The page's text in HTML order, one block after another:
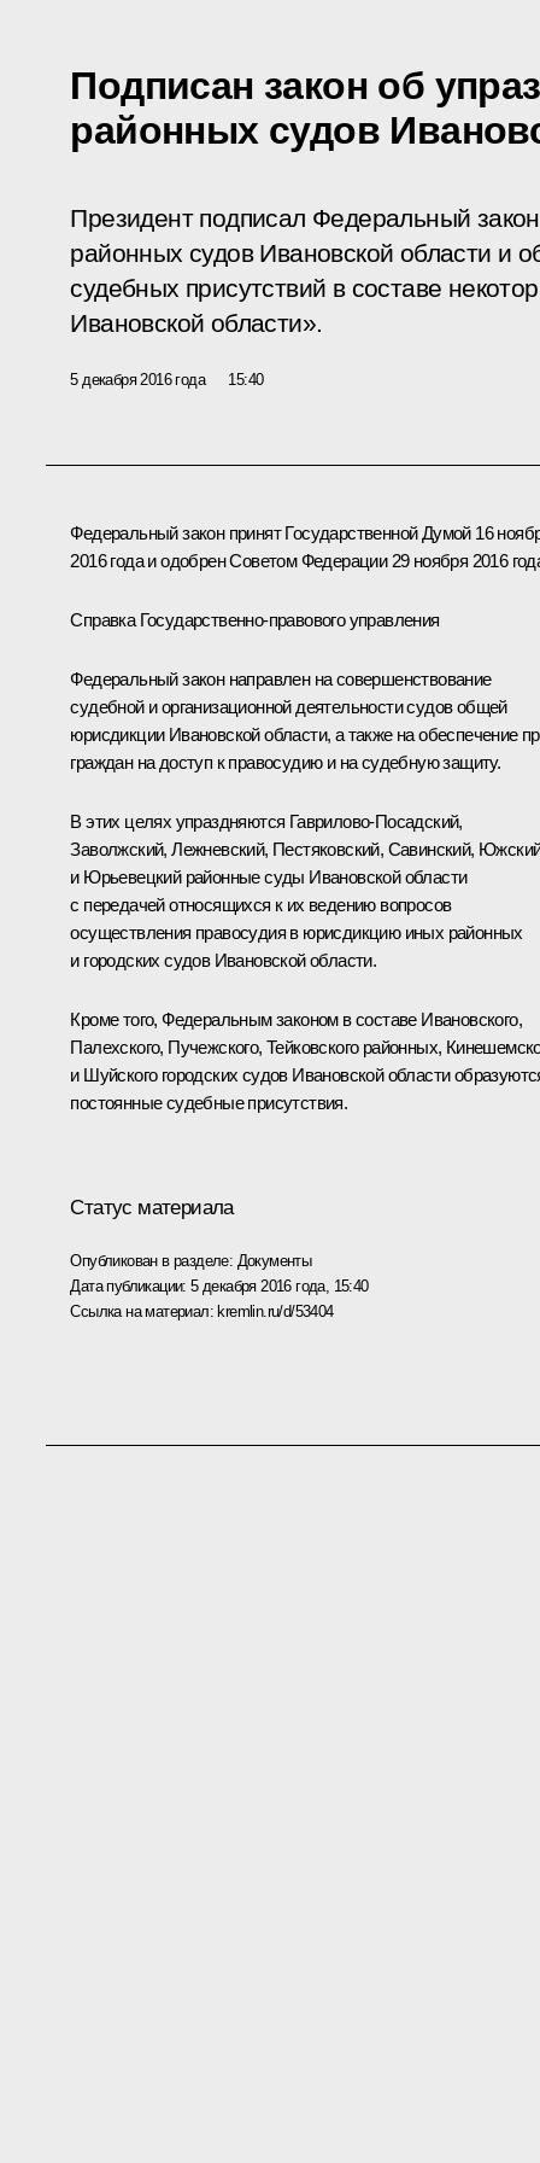
Подписан закон об
районных судов
Президент подписал Федеральный
районных судов Ивановской области и
судебных присутствий в составе
Ивановской области».
5 декабря 2016 года 15:40
Федеральный закон принят Государственной Думой 16
2016 года и одобрен Советом Федерации 29 ноября 2016
Справка Государственно-правового управления
Федеральный закон направлен на совершенствование
судебной и организационной деятельности судов общей
юрисдикции Ивановской области, а также на обеспечение
граждан на доступ к правосудию и на судебную защиту.
В этих целях упраздняются Гаврилово-Посадский,
Заволжский, Лежневский, Пестяковский, Савинский,
и Юрьевецкий районные суды Ивановской области
с передачей относящихся к их ведению вопросов
осуществления правосудия в юрисдикцию иных районных
и городских судов Ивановской области.
Кроме того, Федеральным законом в составе Ивановского,
Палехского, Пучежского, Тейковского районных,
и Шуйского городских судов Ивановской области
постоянные судебные присутствия.
Статус материала
Опубликован в разделе: Документы
Дата публикации:5 декабря 2016 года, 15:40
Ссылка на материал: kremlin.ru/d/53404